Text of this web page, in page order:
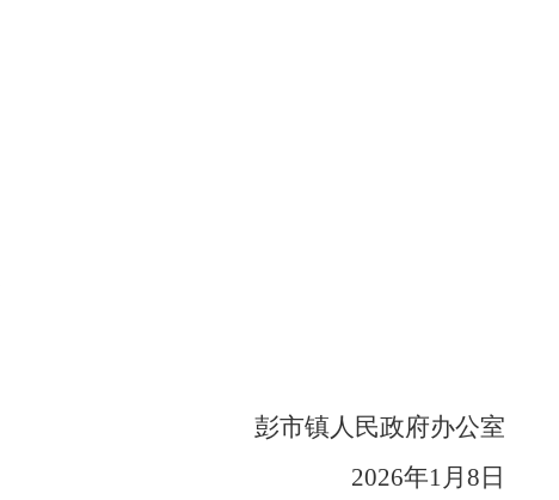
彭市镇人民政府办公室
2026年1月8日